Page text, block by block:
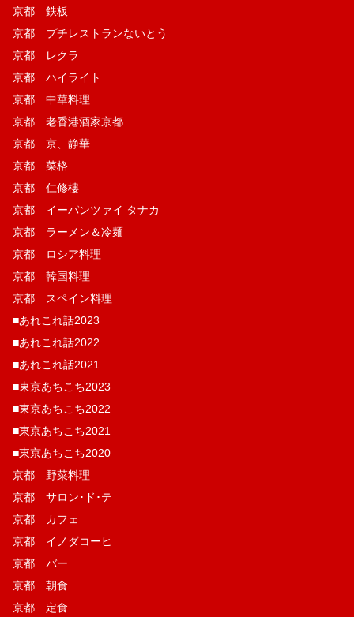
京都 鉄板
京都 プチレストランないとう
京都 レクラ
京都 ハイライト
京都 中華料理
京都 老香港酒家京都
京都 京、静華
京都 菜格
京都 仁修樓
京都 イーパンツァイ タナカ
京都 ラーメン＆冷麺
京都 ロシア料理
京都 韓国料理
京都 スペイン料理
■あれこれ話2023
■あれこれ話2022
■あれこれ話2021
■東京あちこち2023
■東京あちこち2022
■東京あちこち2021
■東京あちこち2020
京都 野菜料理
京都 サロン･ド･テ
京都 カフェ
京都 イノダコーヒ
京都 バー
京都 朝食
京都 定食